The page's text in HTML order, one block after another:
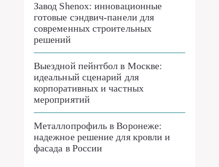
Завод Shenox: инновационные
готовые сэндвич-панели для
современных строительных
решений
Выездной пейнтбол в Москве:
идеальный сценарий для
корпоративных и частных
мероприятий
Металлопрофиль в Воронеже:
надежное решение для кровли и
фасада в России